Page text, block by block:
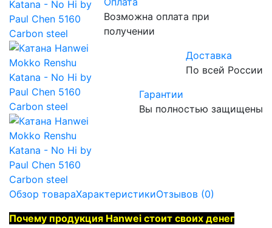
Возможна оплата при
получении
Доставка
По всей России
Гарантии
Вы полностью защищены
Обзор товараХарактеристикиОтзывов (0)
Почему продукция Hanwei стоит своих денег